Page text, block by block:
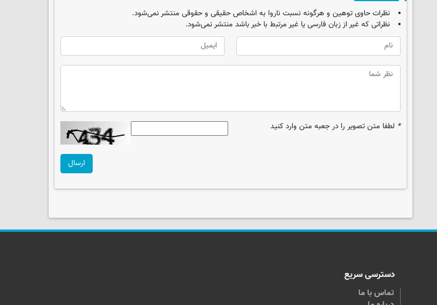
نظرات حاوی توهین و هرگونه نسبت ناروا به اشخاص حقیقی و حقوقی منتشر نمی‌شود.
نظراتی که غیر از زبان فارسی یا غیر مرتبط با خبر باشد منتشر نمی‌شود.
* لطفا متن تصویر را در جعبه متن وارد کنید
ارسال
دسترسی سریع
تماس با ما